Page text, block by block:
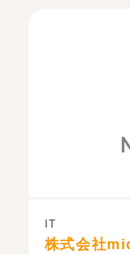
IT
株式会社